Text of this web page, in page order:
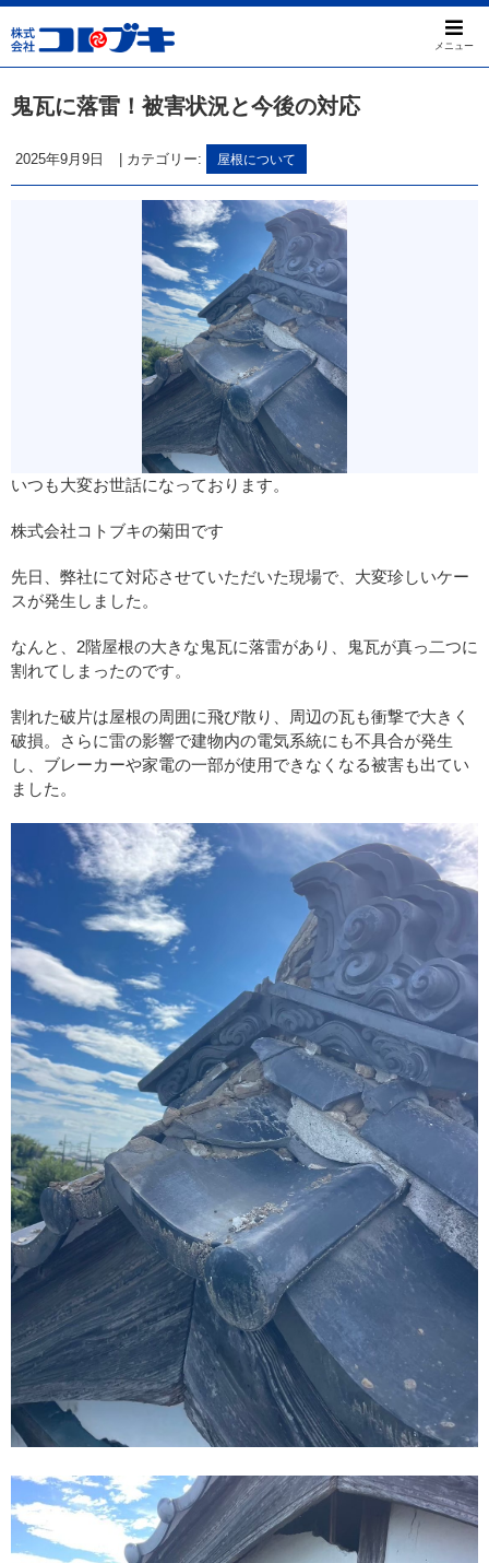
メニュー
鬼瓦に落雷！被害状況と今後の対応
2025年9月9日 カテゴリー: 屋根について
いつも大変お世話になっております。
株式会社コトブキの菊田です
先日、弊社にて対応させていただいた現場で、大変珍しいケー
スが発生しました。
なんと、2階屋根の大きな鬼瓦に落雷があり、鬼瓦が真っ二つに
割れてしまったのです。
割れた破片は屋根の周囲に飛び散り、周辺の瓦も衝撃で大きく
破損。さらに雷の影響で建物内の電気系統にも不具合が発生
し、ブレーカーや家電の一部が使用できなくなる被害も出てい
ました。